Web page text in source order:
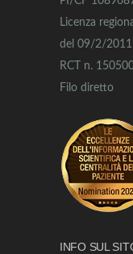
Licenza
del 09/2/2011
RCT n.
Filo diretto
INFO SUL